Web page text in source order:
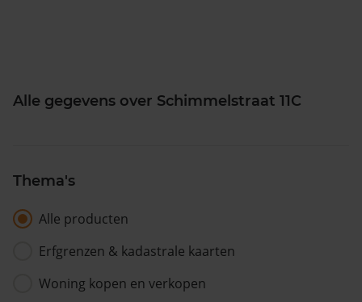
Alle gegevens over Schimmelstraat 11C
Thema's
Alle producten
Erfgrenzen & kadastrale kaarten
Woning kopen en verkopen